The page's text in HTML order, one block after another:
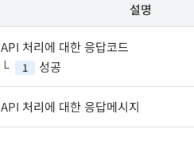
설명
API 처리에 대한 응답코드
1 성공
API 처리에 대한 응답메시지